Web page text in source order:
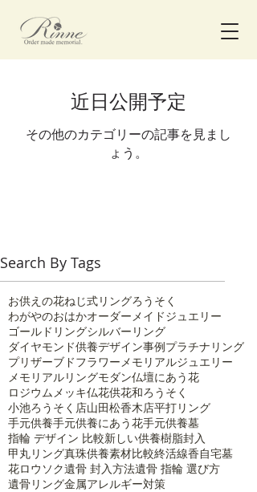
近日公開予定
その他のカテゴリーの記事を見まし
ょう。
Search By Tags
お供えの花ねじ式リングろうそく
わがやのおはかオーダーメイドジュエリー
ゴールドリングシルバーリング
ダイヤモンド供養デザイン事例プラチナリング
プリザーブドフラワーメモリアルジュエリー
メモリアルリングモダン仏壇にあう花
ロジウムメッキ仏花供花和ろうそく
小池ろうそく店山田松香木店平打リング
手元供養手元供養にあう花手元供養墓
指輪 デザイン 比較新しい供養樹脂封入
甲丸リング真珠供養素材比較終活線香自宅墓
花ロウソク遺骨 封入方法遺骨 指輪 選び方
遺骨リング金属アレルギー対策